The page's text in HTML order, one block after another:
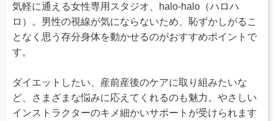
気軽に通える女性専用スタジオ、halo-halo（ハロハ
ロ）。男性の視線が気にならないため、恥ずかしがるこ
となく思う存分身体を動かせるのがおすすめポイントで
す。
ダイエットしたい、産前産後のケアに取り組みたいな
ど、さまざまな悩みに応えてくれるのも魅力。やさしい
インストラクターのキメ細かいサポートが受けられます